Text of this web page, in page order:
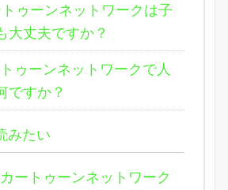
ゥーンネットワークは子
大丈夫ですか？
ゥーンネットワークで人
ですか？
みたい
ートゥーンネットワーク